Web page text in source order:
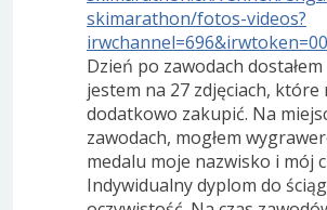
skimarathon/fotos-videos?
Dzień po zawodach
jestem na 27 zdjęciach, które
dodatkowo zakupić. Na
zawodach, mogłem
medalu moje nazwisko i mój
Indywidualny dyplom do